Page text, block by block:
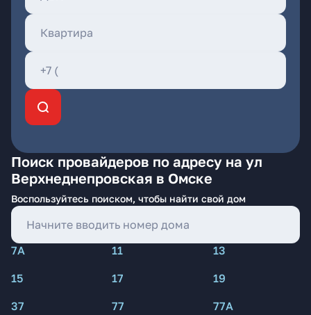
Поиск провайдеров по адресу на ул
Верхнеднепровская в Омске
Воспользуйтесь поиском, чтобы найти свой дом
7А 11
13
15
17
19
37
77
77А